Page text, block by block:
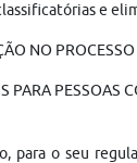
e
NO
PARA PESSOAS
para o seu